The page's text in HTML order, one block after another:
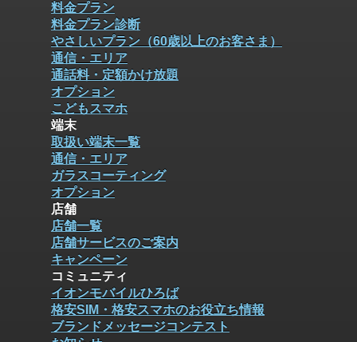
料金プラン
料金プラン診断
やさしいプラン（60歳以上のお客さま）
通信・エリア
通話料・定額かけ放題
オプション
こどもスマホ
端末
取扱い端末一覧
通信・エリア
ガラスコーティング
オプション
店舗
店舗一覧
店舗サービスのご案内
キャンペーン
コミュニティ
イオンモバイルひろば
格安SIM・格安スマホのお役立ち情報
ブランドメッセージコンテスト